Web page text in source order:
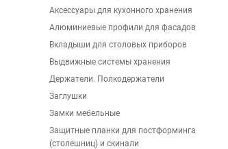
Аксессуары для кухонного хранения
Алюминиевые профили для фасадов
Вкладыши для столовых приборов
Выдвижные системы хранения
Держатели. Полкодержатели
Заглушки
Замки мебельные
Защитные планки для постформинга
(столешниц) и скинали